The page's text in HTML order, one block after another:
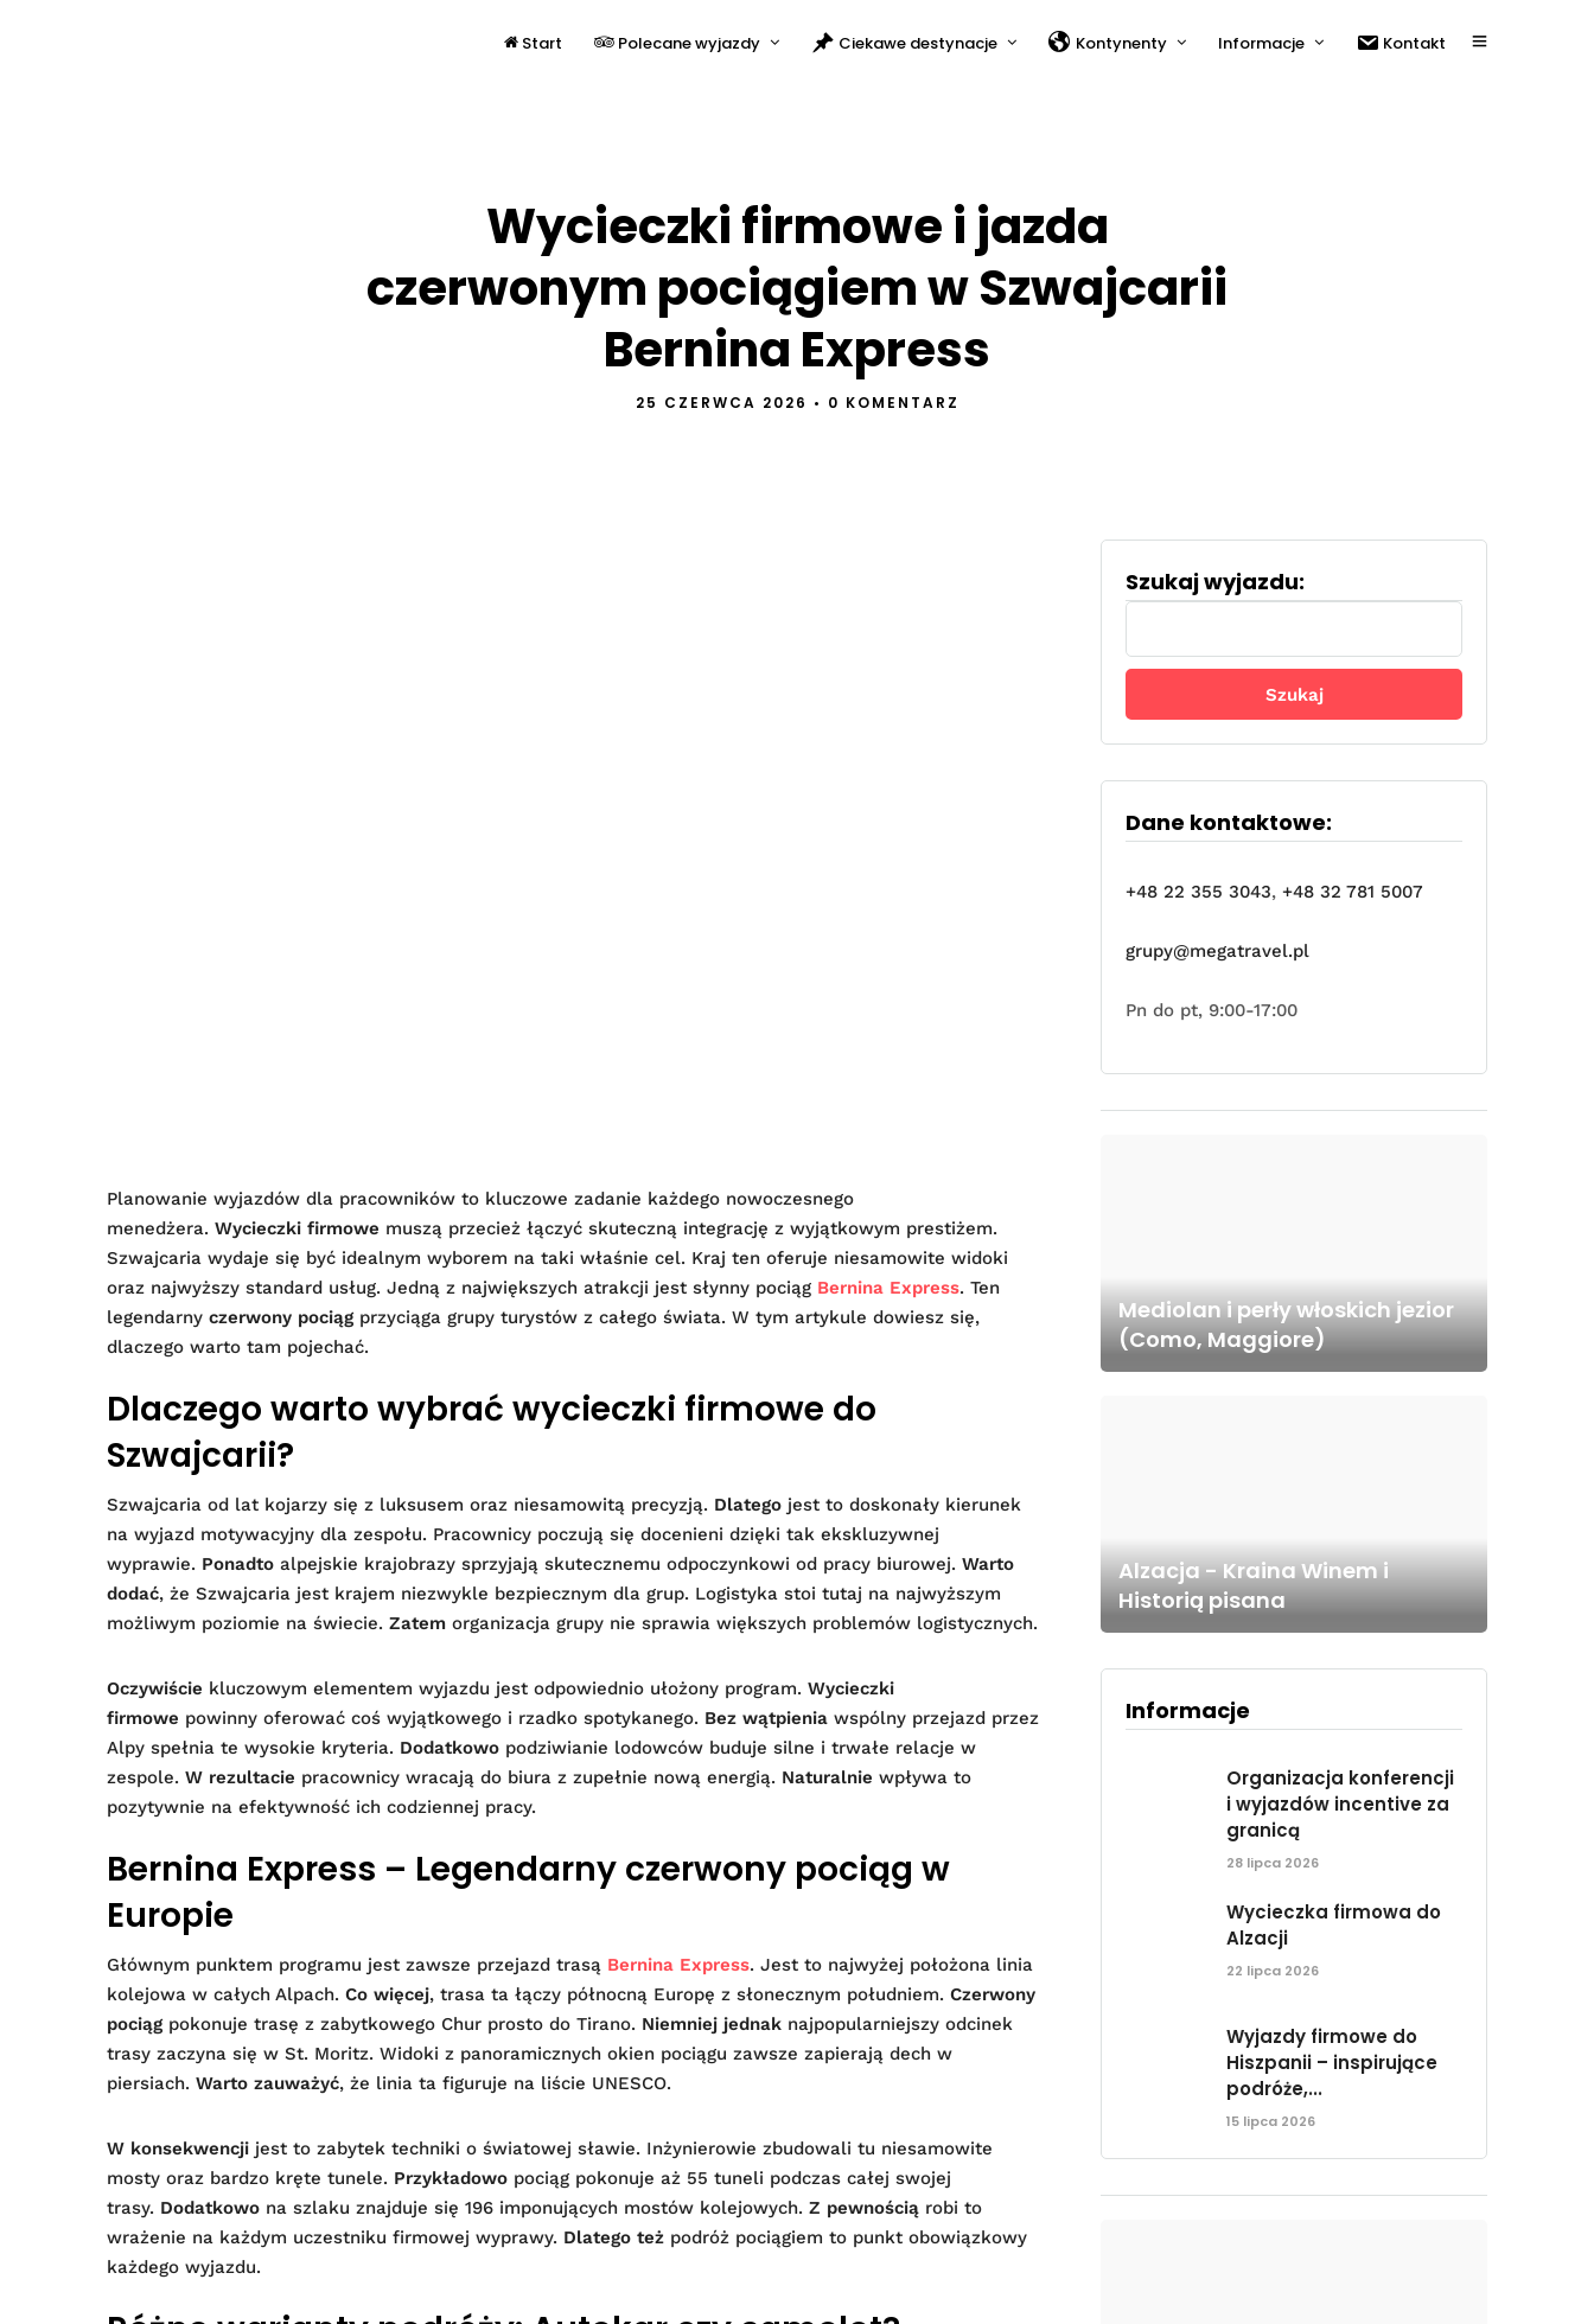
Start Polecane wyjazdy Ciekawe destynacje Kontynenty Informacje Kontakt
Wycieczki firmowe i jazda
czerwonym pociągiem w Szwajcarii
Bernina Express
25 CZERWCA 2026 • 0 KOMENTARZ
Planowanie wyjazdów dla pracowników to kluczowe zadanie każdego nowoczesnego
menedżera. Wycieczki firmowe muszą przecież łączyć skuteczną integrację z wyjątkowym prestiżem.
Szwajcaria wydaje się być idealnym wyborem na taki właśnie cel. Kraj ten oferuje niesamowite widoki
oraz najwyższy standard usług. Jedną z największych atrakcji jest słynny pociąg Bernina Express. Ten
legendarny czerwony pociągprzyciąga grupy turystów z całego świata. W tym artykule dowiesz się,
dlaczego warto tam pojechać.
Dlaczego warto wybrać wycieczki firmowe do
Szwajcarii?
Szwajcaria od lat kojarzy się z luksusem oraz niesamowitą precyzją. Dlatego jest to doskonały kierunek
na wyjazd motywacyjny dla zespołu. Pracownicy poczują się docenieni dzięki tak ekskluzywnej
wyprawie. Ponadto alpejskie krajobrazy sprzyjają skutecznemu odpoczynkowi od pracy biurowej. Warto
dodać, że Szwajcaria jest krajem niezwykle bezpiecznym dla grup. Logistyka stoi tutaj na najwyższym
możliwym poziomie na świecie. Zatem organizacja grupy nie sprawia większych problemów logistycznych.
Oczywiście kluczowym elementem wyjazdu jest odpowiednio ułożony program. Wycieczki
firmowe powinny oferować coś wyjątkowego i rzadko spotykanego. Bez wątpienia wspólny przejazd przez
Alpy spełnia te wysokie kryteria. Dodatkowo podziwianie lodowców buduje silne i trwałe relacje w
zespole. W rezultacie pracownicy wracają do biura z zupełnie nową energią. Naturalnie wpływa to
pozytywnie na efektywność ich codziennej pracy.
Bernina Express – Legendarny czerwony pociąg w
Europie
Głównym punktem programu jest zawsze przejazd trasą Bernina Express. Jest to najwyżej położona linia
kolejowa w całych Alpach. Co więcej, trasa ta łączy północną Europę z słonecznym południem. Czerwony
pociągpokonuje trasę z zabytkowego Chur prosto do Tirano. Niemniej jednak najpopularniejszy odcinek
trasy zaczyna się w St. Moritz. Widoki z panoramicznych okien pociągu zawsze zapierają dech w
piersiach. Warto zauważyć, że linia ta figuruje na liście UNESCO.
W konsekwencji jest to zabytek techniki o światowej sławie. Inżynierowie zbudowali tu niesamowite
mosty oraz bardzo kręte tunele. Przykładowo pociąg pokonuje aż 55 tuneli podczas całej swojej
trasy. Dodatkowo na szlaku znajduje się 196 imponujących mostów kolejowych. Z pewnością robi to
wrażenie na każdym uczestniku firmowej wyprawy. Dlatego też podróż pociągiem to punkt obowiązkowy
każdego wyjazdu.
Szukaj wyjazdu:
Szukaj:
Dane kontaktowe:
+48 22 355 3043,+48 32 781 5007
grupy@megatravel.pl
Pn do pt, 9:00-17:00
Mediolan i perły włoskich jezior
(Como, Maggiore)
Alzacja - Kraina Winem i
Historią pisana
Informacje
Organizacja konferencji
i wyjazdów incentive za
granicą
28 lipca 2026
Wycieczka firmowa do
Alzacji
22 lipca 2026
Wyjazdy firmowe do
Hiszpanii – inspirujące
podróże,...
15 lipca 2026